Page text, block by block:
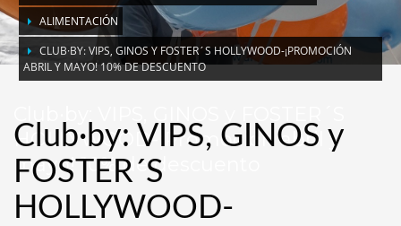
ALIMENTACIÓN
CLUB·BY: VIPS, GINOS Y FOSTER´S HOLLYWOOD-¡PROMOCIÓN
ABRIL Y MAYO! 10% DE DESCUENTO
HOLLYWOOD-¡Promoción abril y
mayo! 10% de descuento
Club·by: VIPS, GINOS y
FOSTER´S
HOLLYWOOD-